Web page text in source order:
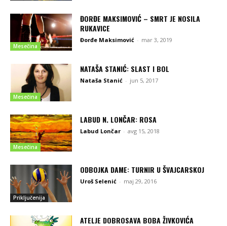
Mesečina
ĐORĐE MAKSIMOVIĆ – SMRT JE NOSILA
RUKAVICE
Đorđe Maksimović - mar 3, 2019
Mesečina
NATAŠA STANIĆ: SLAST I BOL
Nataša Stanić - jun 5, 2017
Mesečina
LABUD N. LONČAR: ROSA
Labud Lončar - avg 15, 2018
Priključenija
ODBOJKA DAME: TURNIR U ŠVAJCARSKOJ
Uroš Selenić - maj 29, 2016
ATELJE DOBROSAVA BOBA ŽIVKOVIĆA